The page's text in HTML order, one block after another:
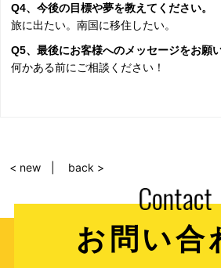
Q4、今後の目標や夢を教えてください。
旅に出たい。南国に移住したい。
Q5、最後にお客様へのメッセージをお願
何かある前にご相談ください！
< new back >
お問い合